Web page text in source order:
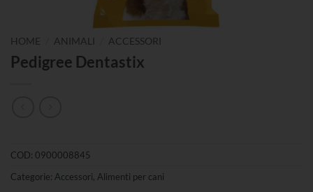
HOME ANIMALI ACCESSORI
Pedigree Dentastix
COD: 0900008845
Categorie: Accessori, Alimenti per cani